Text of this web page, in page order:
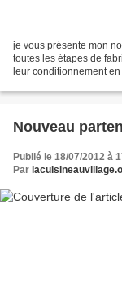
je vous présente mon
toutes les étapes de
leur conditionnement
Nouveau
Publié le 18/07/2012 à
Par